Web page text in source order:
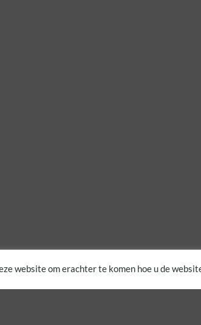
website om erachter te komen hoe u de